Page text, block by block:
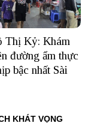
Thị Kỷ: Khám
đường ẩm thực
bậc nhất Sài
KHÁT VỌNG